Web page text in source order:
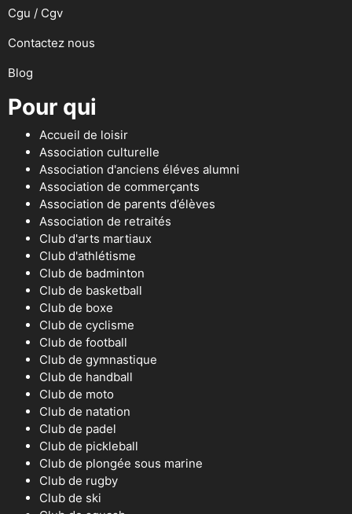
Cgu / Cgv
Contactez nous
Blog
Pour qui
Accueil de loisir
Association culturelle
Association d'anciens éléves alumni
Association de commerçants
Association de parents d’élèves
Association de retraités
Club d'arts martiaux
Club d'athlétisme
Club de badminton
Club de basketball
Club de boxe
Club de cyclisme
Club de football
Club de gymnastique
Club de handball
Club de moto
Club de natation
Club de padel
Club de pickleball
Club de plongée sous marine
Club de rugby
Club de ski